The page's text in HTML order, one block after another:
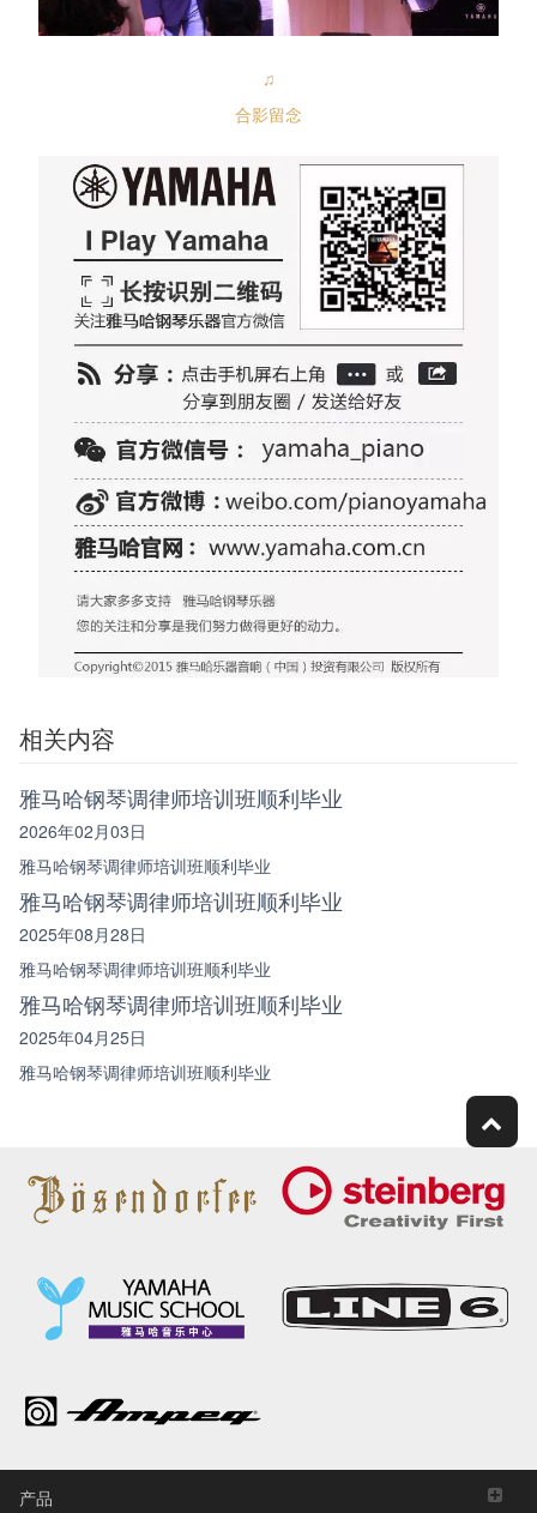
♫
合影留念
相关内容
雅马哈钢琴调律师培训班顺利毕业
2026年02月03日
雅马哈钢琴调律师培训班顺利毕业
雅马哈钢琴调律师培训班顺利毕业
2025年08月28日
雅马哈钢琴调律师培训班顺利毕业
雅马哈钢琴调律师培训班顺利毕业
2025年04月25日
雅马哈钢琴调律师培训班顺利毕业
产品